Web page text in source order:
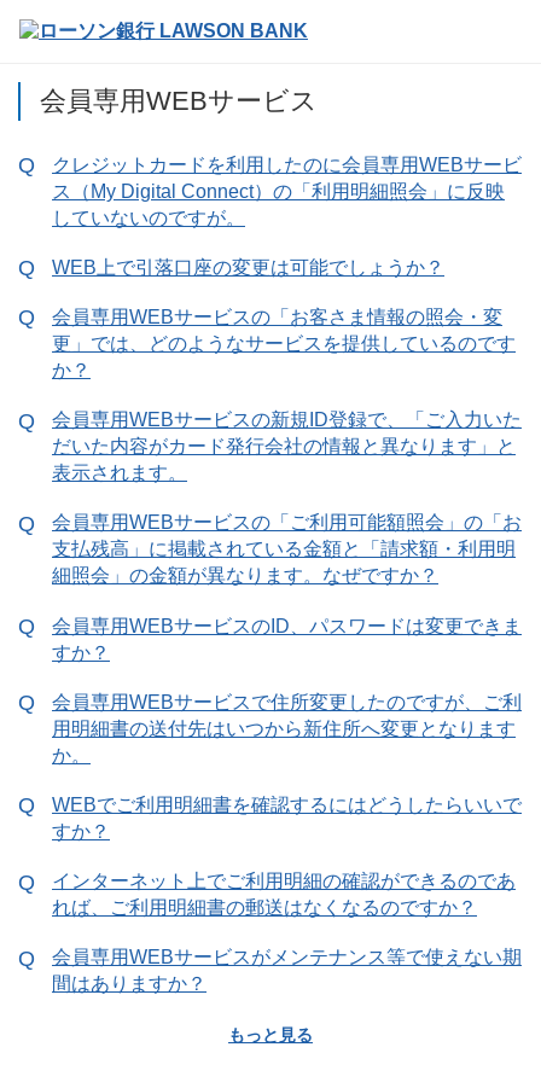
会員専用WEBサービス
クレジットカードを利用したのに会員専用WEBサービ
ス（My Digital Connect）の「利用明細照会」に反映
していないのですが。
WEB上で引落口座の変更は可能でしょうか？
会員専用WEBサービスの「お客さま情報の照会・変
更」では、どのようなサービスを提供しているのです
か？
会員専用WEBサービスの新規ID登録で、「ご入力いた
だいた内容がカード発行会社の情報と異なります」と
表示されます。
会員専用WEBサービスの「ご利用可能額照会」の「お
支払残高」に掲載されている金額と「請求額・利用明
細照会」の金額が異なります。なぜですか？
会員専用WEBサービスのID、パスワードは変更できま
すか？
会員専用WEBサービスで住所変更したのですが、ご利
用明細書の送付先はいつから新住所へ変更となります
か。
WEBでご利用明細書を確認するにはどうしたらいいで
すか？
インターネット上でご利用明細の確認ができるのであ
れば、ご利用明細書の郵送はなくなるのですか？
会員専用WEBサービスがメンテナンス等で使えない期
間はありますか？
もっと見る